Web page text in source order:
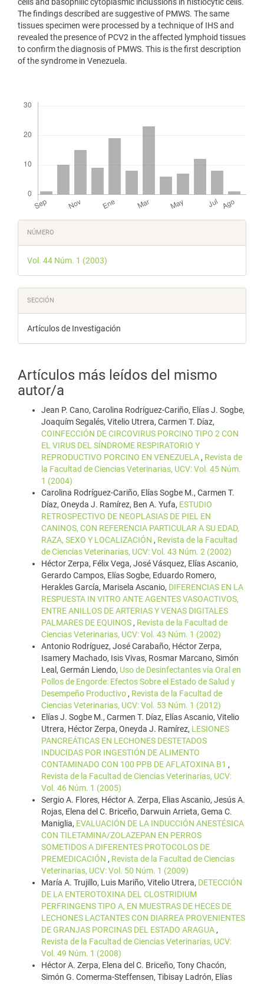
The findings described are suggestive of PMWS. The same
tissues specimen were processed by a technique of IHS and
revealed the presence of PCV2 in the affected lymphoid tissues
to confirm the diagnosis of PMWS. This is the first description
of the syndrome in Venezuela.
Detalles
del
artículo
NÚMERO
Vol. 44 Núm. 1 (2003)
SECCIÓN
Artículos de Investigación
Artículos más leídos del mismo
autor/a
Jean P. Cano, Carolina Rodríguez-Cariño, Elías J. Sogbe,
Joaquím Segalés, Vitelio Utrera, Carmen T. Díaz,
COINFECCIÓN DE CIRCOVIRUS PORCINO TIPO 2 CON
EL VIRUS DEL SÍNDROME RESPIRATORIO Y
REPRODUCTIVO PORCINO EN VENEZUELA , Revista de
la Facultad de Ciencias Veterinarias, UCV: Vol. 45 Núm.
1 (2004)
Carolina Rodríguez-Cariño, Elías Sogbe M., Carmen T.
Díaz, Oneyda J. Ramírez, Ben A. Yufa, ESTUDIO
RETROSPECTIVO DE NEOPLASIAS DE PIEL EN
CANINOS, CON REFERENCIA PARTICULAR A SU EDAD,
RAZA, SEXO Y LOCALIZACIÓN , Revista de la Facultad
de Ciencias Veterinarias, UCV: Vol. 43 Núm. 2 (2002)
Héctor Zerpa, Félix Vega, José Vásquez, Elías Ascanio,
Gerardo Campos, Elías Sogbe, Eduardo Romero,
Herakles García, Marisela Ascanio, DIFERENCIAS EN LA
RESPUESTA IN VITRO ANTE AGENTES VASOACTIVOS,
ENTRE ANILLOS DE ARTERIAS Y VENAS DIGITALES
PALMARES DE EQUINOS , Revista de la Facultad de
Ciencias Veterinarias, UCV: Vol. 43 Núm. 1 (2002)
Antonio Rodríguez, José Carabaño, Héctor Zerpa,
Isamery Machado, Isis Vivas, Rosmar Marcano, Simón
Leal, Germán Liendo, Uso de Desinfectantes vía Oral en
Pollos de Engorde: Efectos Sobre el Estado de Salud y
Desempeño Productivo , Revista de la Facultad de
Ciencias Veterinarias, UCV: Vol. 53 Núm. 1 (2012)
Elías J. Sogbe M., Carmen T. Díaz, Elías Ascanio, Vitelio
Utrera, Héctor Zerpa, Oneyda J. Ramírez, LESIONES
PANCREÁTICAS EN LECHONES DESTETADOS
INDUCIDAS POR INGESTIÓN DE ALIMENTO
CONTAMINADO CON 100 PPB DE AFLATOXINA B1 ,
Revista de la Facultad de Ciencias Veterinarias, UCV:
Vol. 46 Núm. 1 (2005)
Sergio A. Flores, Héctor A. Zerpa, Elias Ascanio, Jesús A.
Rojas, Elena del C. Briceño, Darwuin Arrieta, Gema C.
Maniglia, EVALUACIÓN DE LA INDUCCIÓN ANESTÉSICA
CON TILETAMINA/ZOLAZEPAN EN PERROS
SOMETIDOS A DIFERENTES PROTOCOLOS DE
PREMEDICACIÓN , Revista de la Facultad de Ciencias
Veterinarias, UCV: Vol. 50 Núm. 1 (2009)
María A. Trujillo, Luis Mariño, Vitelio Utrera, DETECCIÓN
DE LA ENTEROTOXINA DEL CLOSTRIDIUM
PERFRINGENS TIPO A, EN MUESTRAS DE HECES DE
LECHONES LACTANTES CON DIARREA PROVENIENTES
DE GRANJAS PORCINAS DEL ESTADO ARAGUA ,
Revista de la Facultad de Ciencias Veterinarias, UCV:
Vol. 49 Núm. 1 (2008)
Héctor A. Zerpa, Elena del C. Briceño, Tony Chacón,
Simón G. Comerma-Steffensen, Tibisay Ladrón, Elías